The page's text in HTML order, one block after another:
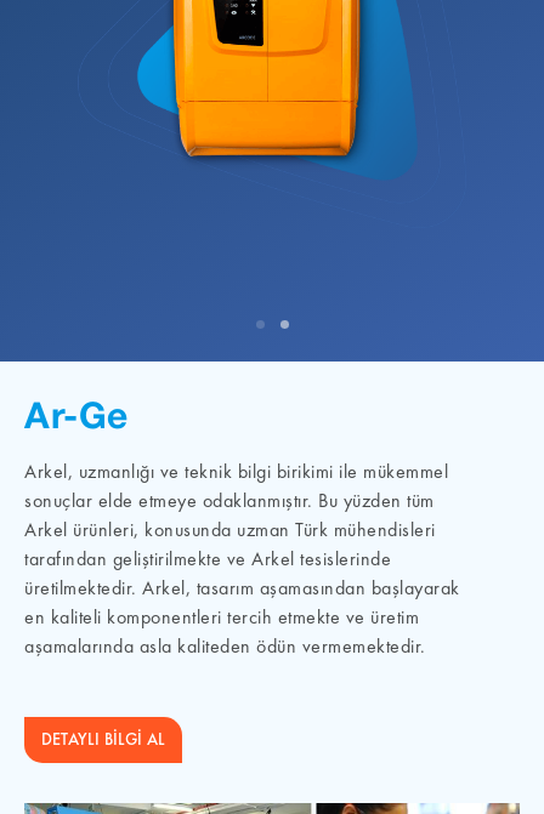
Ar-Ge
Arkel, uzmanlığı ve teknik bilgi birikimi ile mükemmel
sonuçlar elde etmeye odaklanmıştır. Bu yüzden tüm
Arkel ürünleri, konusunda uzman Türk mühendisleri
tarafından geliştirilmekte ve Arkel tesislerinde
üretilmektedir. Arkel, tasarım aşamasından başlayarak
en kaliteli komponentleri tercih etmekte ve üretim
aşamalarında asla kaliteden ödün vermemektedir.
DETAYLI BİLGİ AL